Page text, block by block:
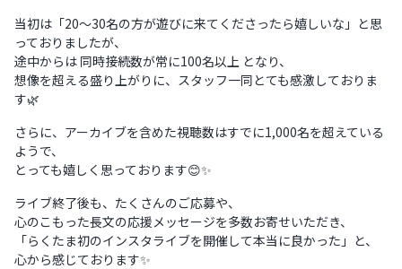
当初は「20〜30名の方が遊びに来てくださったら嬉しいな」と思
っておりましたが、
途中からは 同時接続数が常に100名以上 となり、
想像を超える盛り上がりに、スタッフ一同とても感激しておりま
す🌿
さらに、アーカイブを含めた視聴数はすでに1,000名を超えている
ようで、
とっても嬉しく思っております😊✨
ライブ終了後も、たくさんのご応募や、
心のこもった長文の応援メッセージを多数お寄せいただき、
「らくたま初のインスタライブを開催して本当に良かった」と、
心から感じております✨